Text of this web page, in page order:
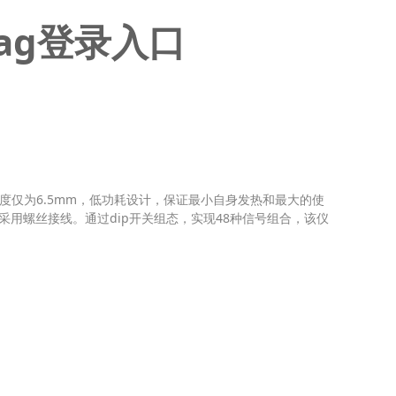
登录入口
为6.5mm，低功耗设计，保证最小自身发热和最大的使
用螺丝接线。通过dip开关组态，实现48种信号组合，该仪